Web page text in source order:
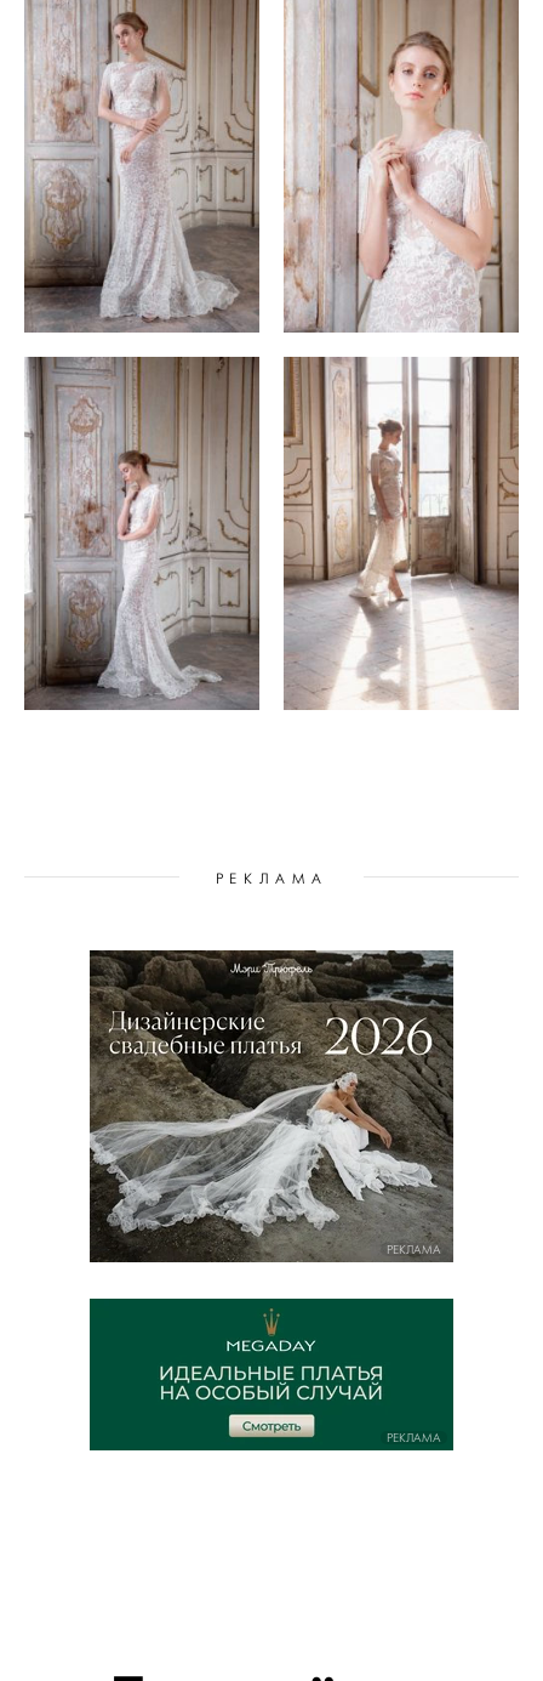
РЕКЛАМА
РЕКЛАМА
РЕКЛАМА